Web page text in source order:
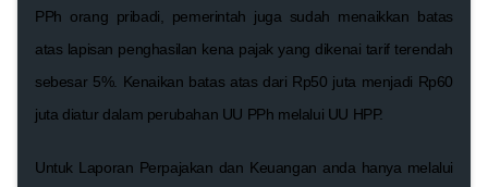
PPh orang pribadi, pemerintah juga sudah menaikkan batas
atas lapisan penghasilan kena pajak yang dikenai tarif terendah
sebesar 5%. Kenaikan batas atas dari Rp50 juta menjadi Rp60
juta diatur dalam perubahan UU PPh melalui UU HPP.
Untuk Laporan Perpajakan dan Keuangan anda hanya melalui